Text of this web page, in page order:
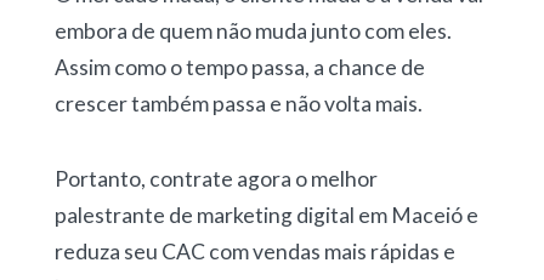
embora de quem não muda junto com eles.
Assim como o tempo passa, a chance de
crescer também passa e não volta mais.
Portanto, contrate agora o melhor
palestrante de marketing digital em Maceió e
reduza seu CAC com vendas mais rápidas e